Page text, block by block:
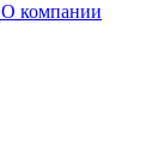
О компании